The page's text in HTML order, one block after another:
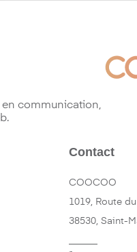
communication,
Contact
COOCOO
1019, Route
38530, Saint-